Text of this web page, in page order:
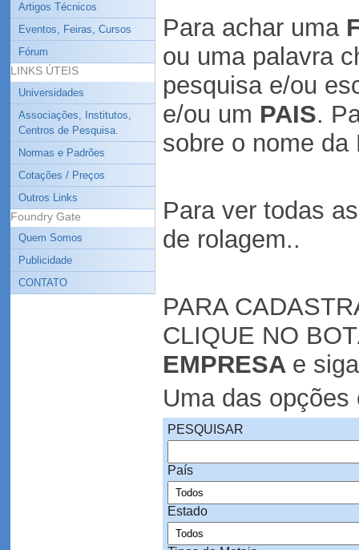
Artigos Técnicos
Eventos, Feiras, Cursos
Fórum
LINKS ÚTEIS
Universidades
Associações, Institutos,
Centros de Pesquisa.
Normas e Padrões
Cotações / Preços
Outros Links
Foundry Gate
Quem Somos
Publicidade
CONTATO
Para achar uma
ou uma palavra
pesquisa e/ou
e/ou um PAIS.
sobre o nome da
Para ver todas
de rolagem..
PARA
CLIQUE NO
EMPRESA e
Uma das opções
PESQUISAR
País
Estado